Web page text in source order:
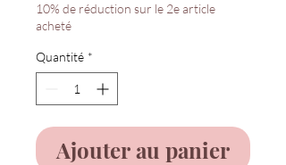
10% de réduction sur le 2e article
acheté
Quantité *
Ajouter au panier